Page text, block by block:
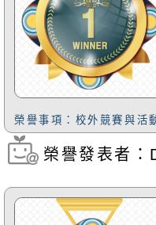
榮譽事項：校外競賽與活
瀏覽次數：440
榮譽發表者：